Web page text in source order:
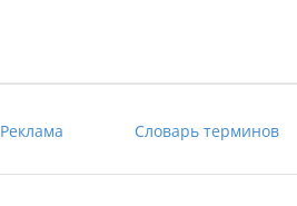
Реклама Словарь терминов